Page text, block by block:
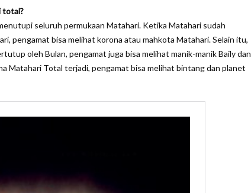
total?
seluruh permukaan Matahari. Ketika Matahari sudah
pengamat bisa melihat korona atau mahkota Matahari. Selain itu,
oleh Bulan, pengamat juga bisa melihat manik-manik Baily dan
Matahari Total terjadi, pengamat bisa melihat bintang dan planet